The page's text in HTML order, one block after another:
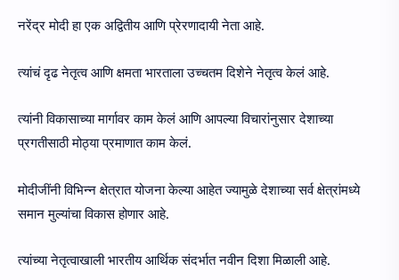
नरेंद्र मोदी हा एक अद्वितीय आणि प्रेरणादायी नेता आहे.
त्यांचं दृढ नेतृत्व आणि क्षमता भारताला उच्चतम दिशेने नेतृत्व केलं आहे.
त्यांनी विकासाच्या मार्गावर काम केलं आणि आपल्या विचारांनुसार देशाच्या
प्रगतीसाठी मोठ्या प्रमाणात काम केलं.
मोदीजींनी विभिन्न क्षेत्रात योजना केल्या आहेत ज्यामुळे देशाच्या सर्व क्षेत्रांमध्ये
समान मुल्यांचा विकास होणार आहे.
त्यांच्या नेतृत्वाखाली भारतीय आर्थिक संदर्भात नवीन दिशा मिळाली आहे.